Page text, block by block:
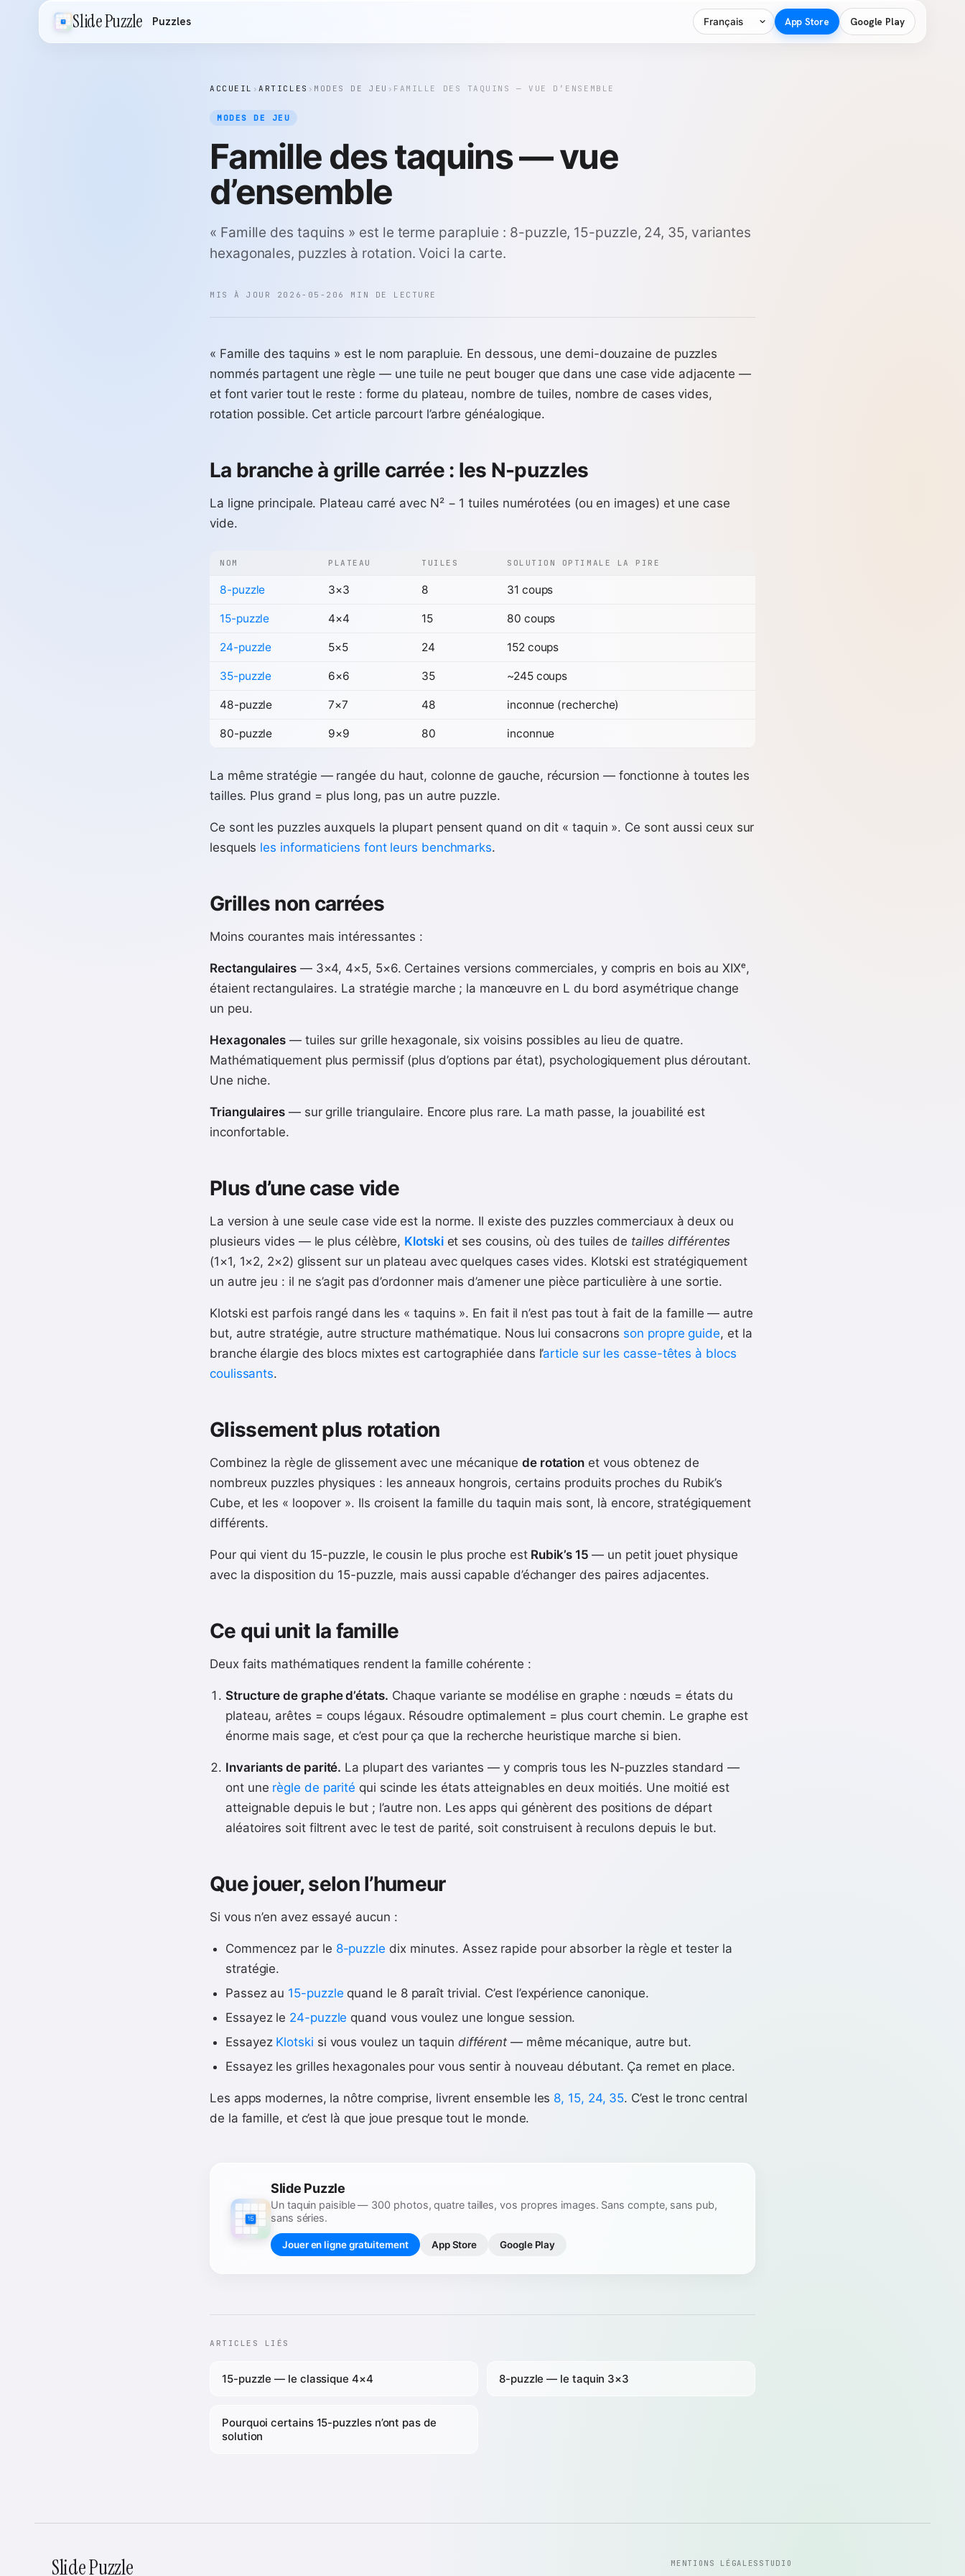
Slide Puzzle Puzzles Langue App Store Google Play
ACCUEIL ›ARTICLES › MODES DE JEU › FAMILLE DES TAQUINS — VUE D’ENSEMBLE
MODES DE JEU
Famille des taquins — vue
d’ensemble
« Famille des taquins » est le terme parapluie : 8-puzzle, 15-puzzle, 24, 35, variantes
hexagonales, puzzles à rotation. Voici la carte.
MIS À JOUR 2026-05-20 6 MIN DE LECTURE
« Famille des taquins » est le nom parapluie. En dessous, une demi-douzaine de puzzles
nommés partagent une règle — une tuile ne peut bouger que dans une case vide adjacente —
et font varier tout le reste : forme du plateau, nombre de tuiles, nombre de cases vides,
rotation possible. Cet article parcourt l’arbre généalogique.
La branche à grille carrée : les N-puzzles
La ligne principale. Plateau carré avec N² − 1 tuiles numérotées (ou en images) et une case
vide.
NOM PLATEAU TUILES SOLUTION OPTIMALE LA PIRE
8-puzzle 3×3 8 31 coups
15-puzzle 4×4 15 80 coups
24-puzzle 5×5 24 152 coups
35-puzzle 6×6 35 ~245 coups
48-puzzle 7×7 48 inconnue (recherche)
80-puzzle 9×9 80 inconnue
La même stratégie — rangée du haut, colonne de gauche, récursion — fonctionne à toutes les
tailles. Plus grand = plus long, pas un autre puzzle.
Ce sont les puzzles auxquels la plupart pensent quand on dit « taquin ». Ce sont aussi ceux sur
lesquels les informaticiens font leurs benchmarks.
Grilles non carrées
Moins courantes mais intéressantes :
Rectangulaires— 3×4, 4×5, 5×6. Certaines versions commerciales, y compris en bois au XIXᵉ,
étaient rectangulaires. La stratégie marche ; la manœuvre en L du bord asymétrique change
un peu.
Hexagonales — tuiles sur grille hexagonale, six voisins possibles au lieu de quatre.
Mathématiquement plus permissif (plus d’options par état), psychologiquement plus déroutant.
Une niche.
Triangulaires— sur grille triangulaire. Encore plus rare. La math passe, la jouabilité est
inconfortable.
Plus d’une case vide
La version à une seule case vide est la norme. Il existe des puzzles commerciaux à deux ou
plusieurs vides — le plus célèbre, Klotskiet ses cousins, où des tuiles de tailles différentes
(1×1, 1×2, 2×2) glissent sur un plateau avec quelques cases vides. Klotski est stratégiquement
un autre jeu : il ne s’agit pas d’ordonner mais d’amener une pièce particulière à une sortie.
Klotski est parfois rangé dans les « taquins ». En fait il n’est pas tout à fait de la famille — autre
but, autre stratégie, autre structure mathématique. Nous lui consacrons son propre guide, et la
branche élargie des blocs mixtes est cartographiée dans l’article sur les casse-têtes à blocs
coulissants.
Glissement plus rotation
Combinez la règle de glissement avec une mécanique de rotation et vous obtenez de
nombreux puzzles physiques : les anneaux hongrois, certains produits proches du Rubik’s
Cube, et les « loopover ». Ils croisent la famille du taquin mais sont, là encore, stratégiquement
différents.
Pour qui vient du 15-puzzle, le cousin le plus proche est Rubik’s 15 — un petit jouet physique
avec la disposition du 15-puzzle, mais aussi capable d’échanger des paires adjacentes.
Ce qui unit la famille
Deux faits mathématiques rendent la famille cohérente :
Structure de graphe d’états. Chaque variante se modélise en graphe : nœuds = états du
plateau, arêtes = coups légaux. Résoudre optimalement = plus court chemin. Le graphe est
énorme mais sage, et c’est pour ça que la recherche heuristique marche si bien.
Invariants de parité. La plupart des variantes — y compris tous les N-puzzles standard —
ont une règle de parité qui scinde les états atteignables en deux moitiés. Une moitié est
atteignable depuis le but ; l’autre non. Les apps qui génèrent des positions de départ
aléatoires soit filtrent avec le test de parité, soit construisent à reculons depuis le but.
Que jouer, selon l’humeur
Si vous n’en avez essayé aucun :
Commencez par le 8-puzzle dix minutes. Assez rapide pour absorber la règle et tester la
stratégie.
Passez au 15-puzzle quand le 8 paraît trivial. C’est l’expérience canonique.
Essayez le 24-puzzle quand vous voulez une longue session.
Essayez Klotski si vous voulez un taquin différent — même mécanique, autre but.
Essayez les grilles hexagonales pour vous sentir à nouveau débutant. Ça remet en place.
Les apps modernes, la nôtre comprise, livrent ensemble les 8, 15, 24, 35. C’est le tronc central
de la famille, et c’est là que joue presque tout le monde.
Slide Puzzle
Un taquin paisible — 300 photos, quatre tailles, vos propres images. Sans compte, sans pub,
sans séries.
Jouer en ligne gratuitement App Store Google Play
ARTICLES LIÉS
15-puzzle — le classique 4×4 8-puzzle — le taquin 3×3
Pourquoi certains 15-puzzles n’ont pas de
solution
Slide Puzzle MENTIONS LÉGALES STUDIO